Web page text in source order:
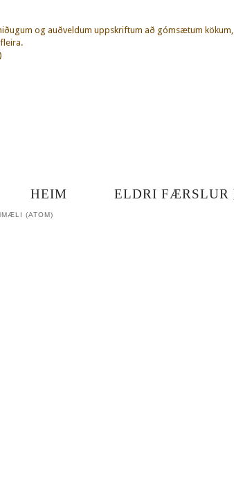
og auðveldum uppskriftum að gómsætum kökum,
ELDRI FÆRSLUR
HEIM
(ATOM)